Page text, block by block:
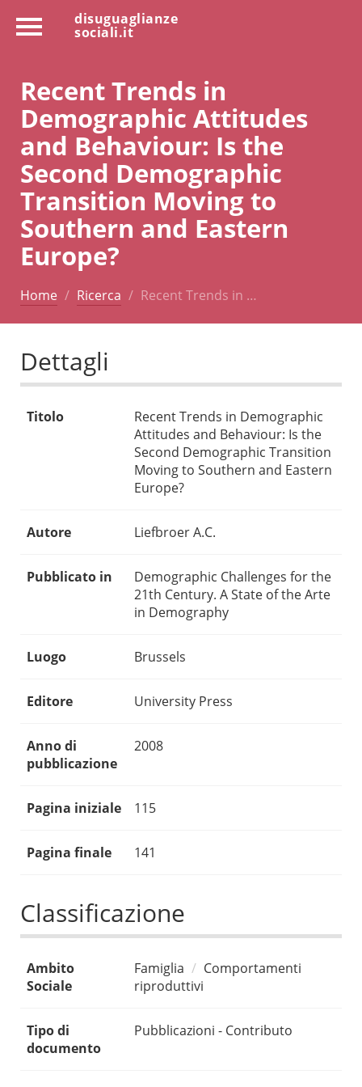
disuguaglianze
sociali.it
Recent Trends in
Demographic Attitudes
and Behaviour: Is the
Second Demographic
Transition Moving to
Southern and Eastern
Europe?
Home Ricerca Recent Trends in …
Dettagli
Titolo
Recent Trends in Demographic
Attitudes and Behaviour: Is the
Second Demographic Transition
Moving to Southern and Eastern
Europe?
Autore Liefbroer A.C.
Pubblicato in
Demographic Challenges for the
21th Century. A State of the Arte
in Demography
Luogo Brussels
Editore University Press
Anno di
pubblicazione
2008
Pagina iniziale 115
Pagina finale 141
Classificazione
Ambito
Sociale
Famiglia
Comportamenti
riproduttivi
Tipo di
documento
Pubblicazioni - Contributo